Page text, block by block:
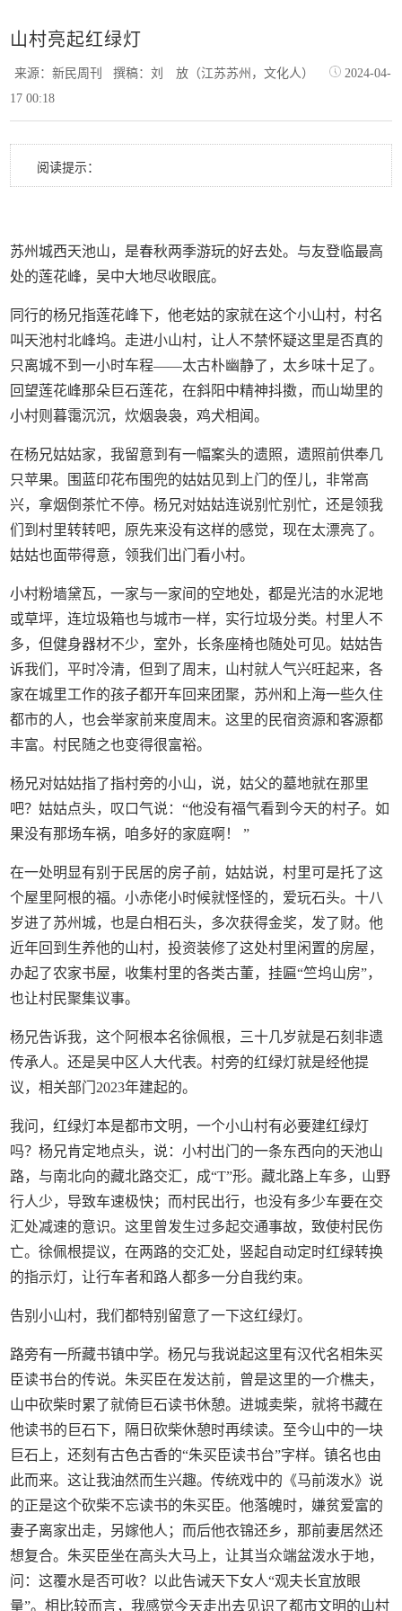
山村亮起红绿灯
来源：新民周刊撰稿：刘 放（江苏苏州，文化人）
2024-04-
17 00:18
阅读提示：
苏州城西天池山，是春秋两季游玩的好去处。与友登临最高
处的莲花峰，吴中大地尽收眼底。
同行的杨兄指莲花峰下，他老姑的家就在这个小山村，村名
叫天池村北峰坞。走进小山村，让人不禁怀疑这里是否真的
只离城不到一小时车程——太古朴幽静了，太乡味十足了。
回望莲花峰那朵巨石莲花，在斜阳中精神抖擞，而山坳里的
小村则暮霭沉沉，炊烟袅袅，鸡犬相闻。
在杨兄姑姑家，我留意到有一幅案头的遗照，遗照前供奉几
只苹果。围蓝印花布围兜的姑姑见到上门的侄儿，非常高
兴，拿烟倒茶忙不停。杨兄对姑姑连说别忙别忙，还是领我
们到村里转转吧，原先来没有这样的感觉，现在太漂亮了。
姑姑也面带得意，领我们出门看小村。
小村粉墙黛瓦，一家与一家间的空地处，都是光洁的水泥地
或草坪，连垃圾箱也与城市一样，实行垃圾分类。村里人不
多，但健身器材不少，室外，长条座椅也随处可见。姑姑告
诉我们，平时冷清，但到了周末，山村就人气兴旺起来，各
家在城里工作的孩子都开车回来团聚，苏州和上海一些久住
都市的人，也会举家前来度周末。这里的民宿资源和客源都
丰富。村民随之也变得很富裕。
杨兄对姑姑指了指村旁的小山，说，姑父的墓地就在那里
吧？姑姑点头，叹口气说：“他没有福气看到今天的村子。如
果没有那场车祸，咱多好的家庭啊！ ”
在一处明显有别于民居的房子前，姑姑说，村里可是托了这
个屋里阿根的福。小赤佬小时候就怪怪的，爱玩石头。十八
岁进了苏州城，也是白相石头，多次获得金奖，发了财。他
近年回到生养他的山村，投资装修了这处村里闲置的房屋，
办起了农家书屋，收集村里的各类古董，挂匾“竺坞山房”，
也让村民聚集议事。
杨兄告诉我，这个阿根本名徐佩根，三十几岁就是石刻非遗
传承人。还是吴中区人大代表。村旁的红绿灯就是经他提
议，相关部门2023年建起的。
我问，红绿灯本是都市文明，一个小山村有必要建红绿灯
吗？杨兄肯定地点头，说：小村出门的一条东西向的天池山
路，与南北向的藏北路交汇，成“T”形。藏北路上车多，山野
行人少，导致车速极快；而村民出行，也没有多少车要在交
汇处减速的意识。这里曾发生过多起交通事故，致使村民伤
亡。徐佩根提议，在两路的交汇处，竖起自动定时红绿转换
的指示灯，让行车者和路人都多一分自我约束。
告别小山村，我们都特别留意了一下这红绿灯。
路旁有一所藏书镇中学。杨兄与我说起这里有汉代名相朱买
臣读书台的传说。朱买臣在发达前，曾是这里的一介樵夫，
山中砍柴时累了就倚巨石读书休憩。进城卖柴，就将书藏在
他读书的巨石下，隔日砍柴休憩时再续读。至今山中的一块
巨石上，还刻有古色古香的“朱买臣读书台”字样。镇名也由
此而来。这让我油然而生兴趣。传统戏中的《马前泼水》说
的正是这个砍柴不忘读书的朱买臣。他落魄时，嫌贫爱富的
妻子离家出走，另嫁他人；而后他衣锦还乡，那前妻居然还
想复合。朱买臣坐在高头大马上，让其当众端盆泼水于地，
问：这覆水是否可收？以此告诫天下女人“观夫长宜放眼
量”。相比较而言，我感觉今天走出去见识了都市文明的山村